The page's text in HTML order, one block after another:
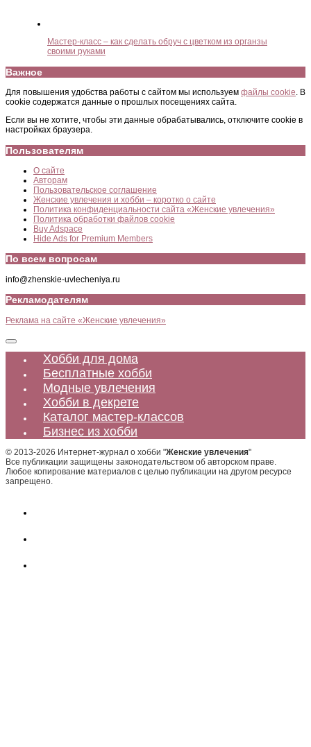
Мастер-класс – как сделать обруч с цветком из органзы
своими руками
Важное
Для повышения удобства работы с сайтом мы используем файлы cookie. В
cookie содержатся данные о прошлых посещениях сайта.
Если вы не хотите, чтобы эти данные обрабатывались, отключите cookie в
настройках браузера.
Пользователям
О сайте
Авторам
Пользовательское соглашение
Женские увлечения и хобби – коротко о сайте
Политика конфиденциальности сайта «Женские увлечения»
Политика обработки файлов cookie
Buy Adspace
Hide Ads for Premium Members
По всем вопросам
info@zhenskie-uvlecheniya.ru
Рекламодателям
Реклама на сайте «Женские увлечения»
Хобби для дома
Бесплатные хобби
Модные увлечения
Хобби в декрете
Каталог мастер-классов
Бизнес из хобби
© 2013-2026 Интернет-журнал о хобби "Женские увлечения"
Все публикации защищены законодательством об авторском праве.
Любое копирование материалов с целью публикации на другом ресурсе
запрещено.